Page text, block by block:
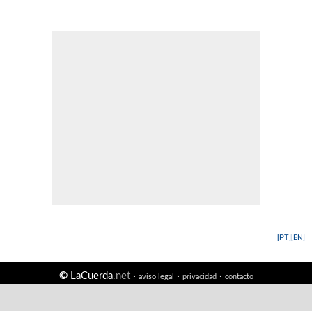
[EN]
[PT]
©LaCuerda.net· aviso legal · privacidad· contacto